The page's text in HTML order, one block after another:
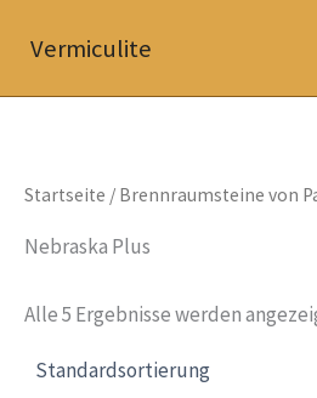
InhaltVermiculite
Startseite / Brennraumsteine von
Nebraska Plus
Alle 5 Ergebnisse werden